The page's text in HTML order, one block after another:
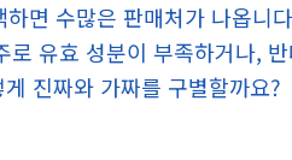
면 수많은 판매처가 나옵니
유효 성분이 부족하거나,
진짜와 가짜를 구별할까요?